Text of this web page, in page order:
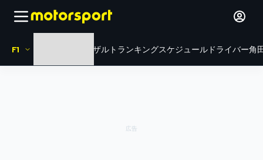
F1 リザルト ランキングスケジュール ドライバー角